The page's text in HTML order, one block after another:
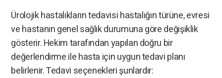
Ürolojik hastalıkların tedavisi hastalığın türüne, evresi
ve hastanın genel sağlık durumuna göre değişiklik
gösterir. Hekim tarafından yapılan doğru bir
değerlendirme ile hasta için uygun tedavi planı
belirlenir. Tedavi seçenekleri şunlardır: